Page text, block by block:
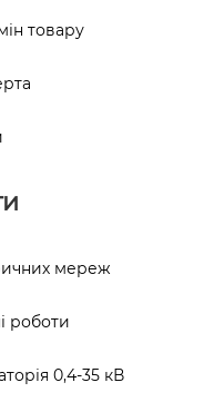
товару
мереж
роботи
0,4-35 кВ